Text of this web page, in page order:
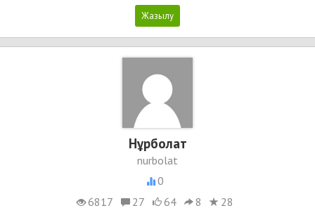
Нұрболат
nurbolat
0
6817
27 64 8 28